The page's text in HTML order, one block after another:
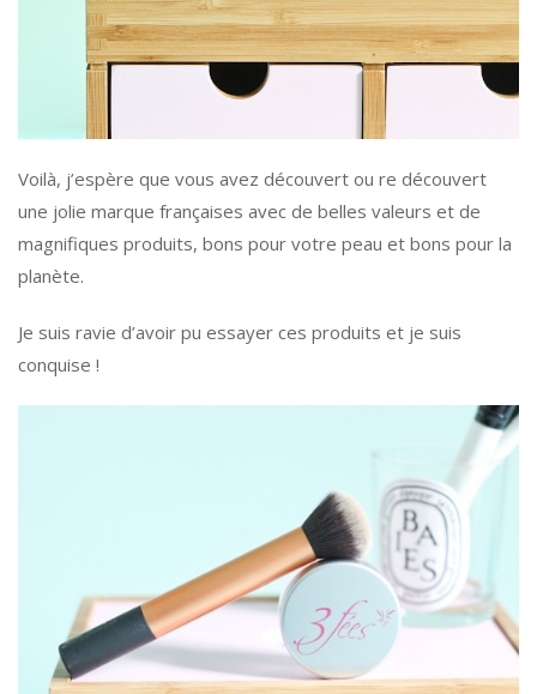
Voilà, j’espère que vous avez découvert ou re découvert
une jolie marque françaises avec de belles valeurs et de
magnifiques produits, bons pour votre peau et bons pour la
planète.
Je suis ravie d’avoir pu essayer ces produits et je suis
conquise !